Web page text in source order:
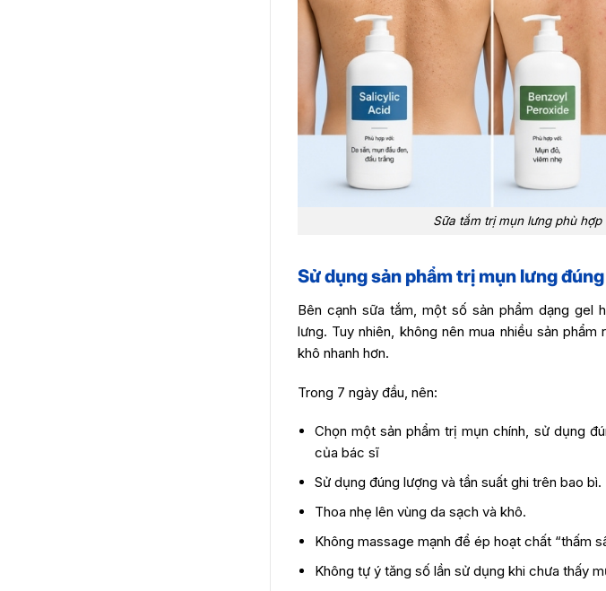
Sữa tắm trị mụn lưng phù
Sử dụng sản phẩm trị mụn lưng
Bên cạnh sữa tắm, một số sản phẩm dạng
lưng. Tuy nhiên, không nên mua nhiều sản
khô nhanh hơn.
Trong 7 ngày đầu, nên:
Chọn một sản phẩm trị mụn chính, sử dụng
của bác sĩ
Sử dụng đúng lượng và tần suất ghi trên bao bì.
Thoa nhẹ lên vùng da sạch và khô.
Không massage mạnh để ép hoạt chất “thấm
Không tự ý tăng số lần sử dụng khi chưa thấy